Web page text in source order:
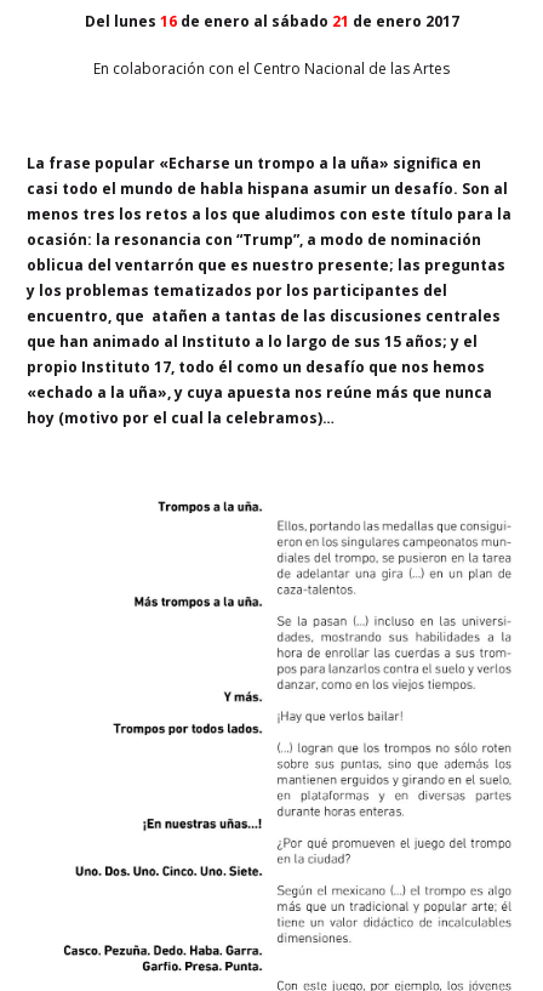
Del lunes 16de enero al sábado 21 de enero 2017
En colaboración con el Centro Nacional de las Artes
La frase popular «Echarse un trompo a la uña» significa en
casi todo el mundo de habla hispana asumir un desafío. Son al
menos tres los retos a los que aludimos con este título para la
ocasión: la resonancia con “Trump”, a modo de nominación
oblicua del ventarrón que es nuestro presente; las preguntas
y los problemas tematizados por los participantes del
encuentro, que atañen a tantas de las discusiones centrales
que han animado al Instituto a lo largo de sus 15 años; y el
propio Instituto 17, todo él como un desafío que nos hemos
«echado a la uña», y cuya apuesta nos reúne más que nunca
hoy (motivo por el cual la celebramos)…